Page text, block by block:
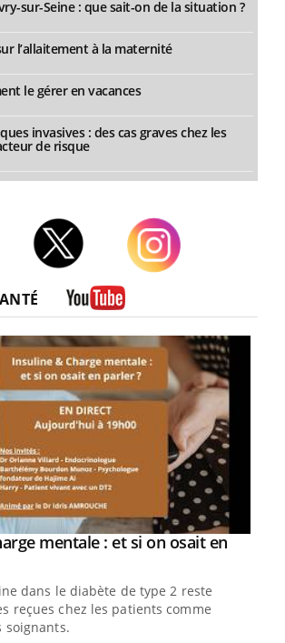
sur-Seine : que sait-on de la situation ?
l’allaitement à la maternité
le gérer en vacances
invasives : des cas graves chez les
de risque
mentale : et si on osait en
dans le diabète de type 2 reste
reçues chez les patients comme
soignants.